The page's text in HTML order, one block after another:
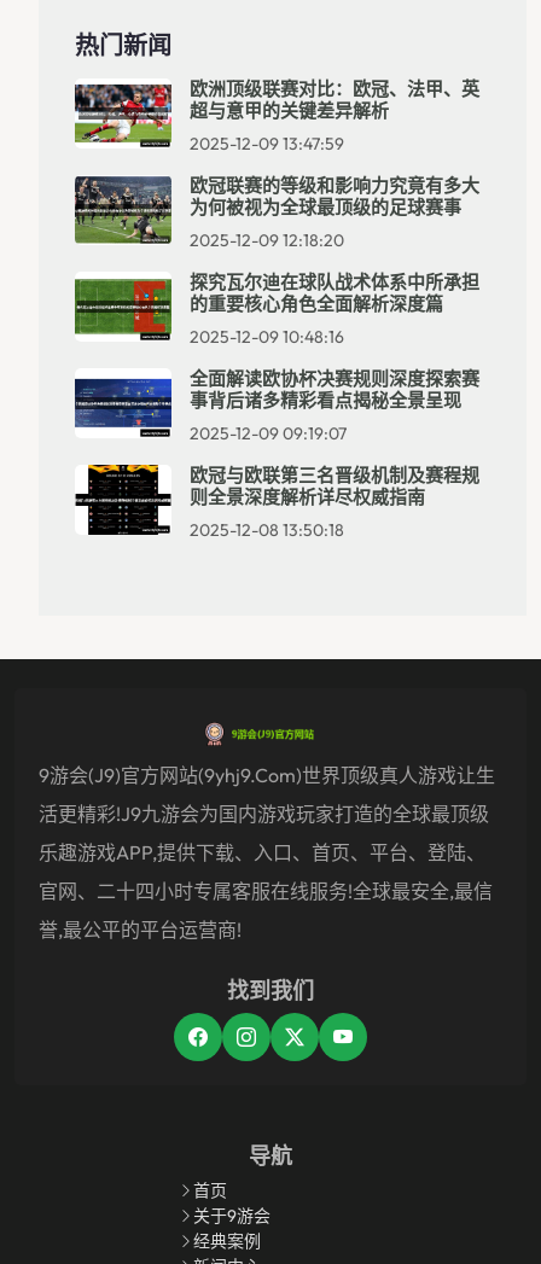
热门新闻
欧洲顶级联赛对比：欧冠、法甲、英
超与意甲的关键差异解析
2025-12-09 13:47:59
欧冠联赛的等级和影响力究竟有多大
为何被视为全球最顶级的足球赛事
2025-12-09 12:18:20
探究瓦尔迪在球队战术体系中所承担
的重要核心角色全面解析深度篇
2025-12-09 10:48:16
全面解读欧协杯决赛规则深度探索赛
事背后诸多精彩看点揭秘全景呈现
2025-12-09 09:19:07
欧冠与欧联第三名晋级机制及赛程规
则全景深度解析详尽权威指南
2025-12-08 13:50:18
9游会(J9)官方网站(9yhj9.com)世界顶级真人游戏让生
活更精彩!j9九游会为国内游戏玩家打造的全球最顶级
乐趣游戏APP,提供下载、入口、首页、平台、登陆、
官网、二十四小时专属客服在线服务!全球最安全,最信
誉,最公平的平台运营商!
找到我们
导航
首页
关于9游会
经典案例